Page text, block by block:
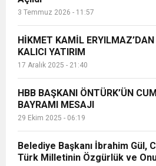
3 Temmuz 2026 - 11:57
HİKMET KAMİL
KALICI YATIRIM
17 Aralık 2025 - 21:40
HBB BAŞKANI ÖNTÜRK’ÜN
BAYRAMI MESAJI
29 Ekim 2025 - 06:19
Belediye Başkanı İbrahim Gül,
Türk Milletinin Özgürlük ve